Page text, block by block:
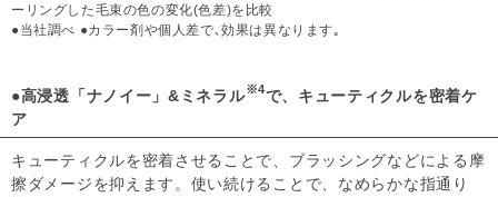
ーリングした毛束の色の変化(色差)を比較
●当社調べ ●カラー剤や個人差で､効果は異なります｡
●高浸透「ナノイー」&ミネラル※4で、キューティクルを密着ケ
ア
キューティクルを密着させることで、ブラッシングなどによる摩
擦ダメージを抑えます。使い続けることで、なめらかな指通り